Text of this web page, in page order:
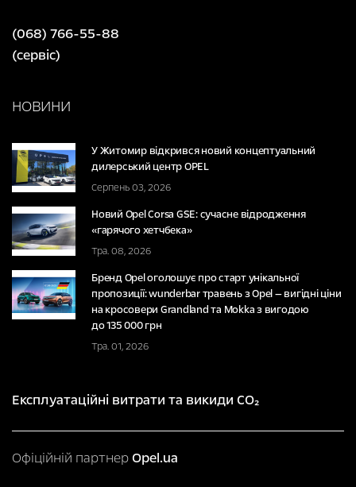
(068) 766-55-88
(сервіс)
НОВИНИ
У Житомир відкрився новий концептуальний
дилерський центр OPEL
Серпень 03, 2026
Новий Opel Corsa GSE: сучасне відродження
«гарячого хетчбека»
Тра. 08, 2026
Бренд Opel оголошує про старт унікальної
пропозиції: wunderbar травень з Opel — вигідні ціни
на кросовери Grandland та Mokka з вигодою
до 135 000 грн
Тра. 01, 2026
Експлуатаційні витрати та викиди CO₂
Офіційній партнерOpel.ua